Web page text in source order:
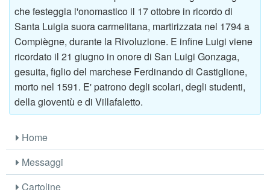
che festeggia l'onomastico il 17 ottobre in ricordo di
Santa Luigia suora carmelitana, martirizzata nel 1794 a
Compiègne, durante la Rivoluzione. E infine Luigi viene
ricordato il 21 giugno in onore di San Luigi Gonzaga,
gesuita, figlio del marchese Ferdinando di Castiglione,
morto nel 1591. E' patrono degli scolari, degli studenti,
della gioventù e di Villafaletto.
Home
Messaggi
Cartoline